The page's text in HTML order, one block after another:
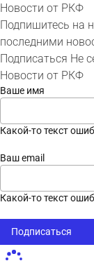
Новости от РКФ
Подпишитесь на
последними
Подписаться Не
Новости от РКФ
Ваше имя
Какой-то текст
Ваш email
Какой-то текст
Подписаться